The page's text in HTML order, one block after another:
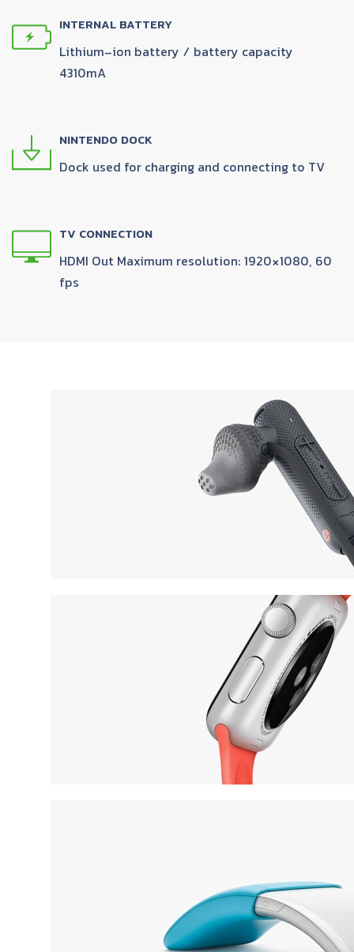
INTERNAL BATTERY
Lithium-ion battery / battery capacity
4310mA
NINTENDO DOCK
Dock used for charging and connecting to TV
TV CONNECTION
HDMI Out Maximum resolution: 1920×1080, 60
fps
Waterproof
GRAY HEADSET
VIEW MORE